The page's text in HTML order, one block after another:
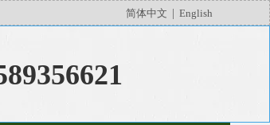
简体中文 English